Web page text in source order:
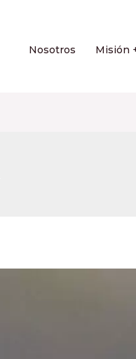
Nosotros Misión